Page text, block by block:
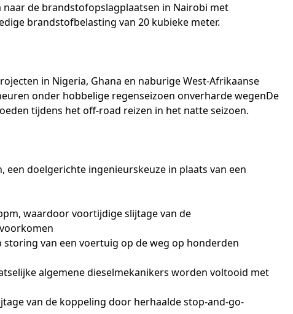
de brandstofopslagplaatsen in Nairobi met
brandstofbelasting van 20 kubieke meter.
in Nigeria, Ghana en naburige West-Afrikaanse
onder hobbelige regenseizoen onverharde wegenDe
tijdens het off-road reizen in het natte seizoen.
doelgerichte ingenieurskeuze in plaats van een
waardoor voortijdige slijtage van de
van een voertuig op de weg op honderden
algemene dieselmekanikers worden voltooid met
van de koppeling door herhaalde stop-and-go-